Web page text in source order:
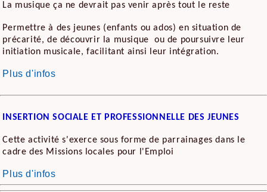
La musique ça ne devrait pas venir après tout le reste
Permettre à des jeunes (enfants ou ados) en situation de
précarité, de découvrir la musique ou de poursuivre leur
initiation musicale, facilitant ainsi leur intégration.
Plus d'infos
INSERTION SOCIALE ET PROFESSIONNELLE DES JEUNES
Cette activité s'exerce sous forme de parrainages dans le
cadre des Missions locales pour l'Emploi
Plus d'infos